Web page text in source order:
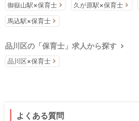
御嶽山駅×保育士 久が原駅×保育士
馬込駅×保育士
品川区の「保育士」求人から探す
品川区×保育士
よくある質問